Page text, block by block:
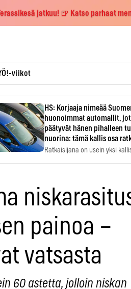
jatkuu! 🍺 Katso parhaat
viikot
HS: Korjaaja nimeää
huonoimmat automallit,
päätyvät hänen pihalleen
nuorina: tämä kallis osa
Ratkaisijana on usein yksi
painoa –
vatsasta
60 astetta, jolloin niskan